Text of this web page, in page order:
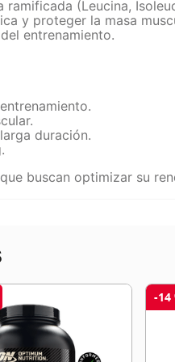
(Leucina,
y proteger la masa
entrenamiento.
duración.
buscan optimizar su
-14